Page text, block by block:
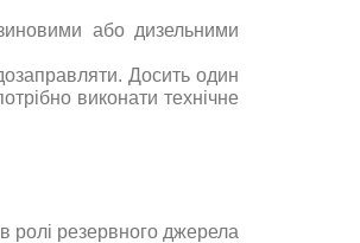
або дизельними
. Досить один
виконати технічне
в ролі резервного джерела